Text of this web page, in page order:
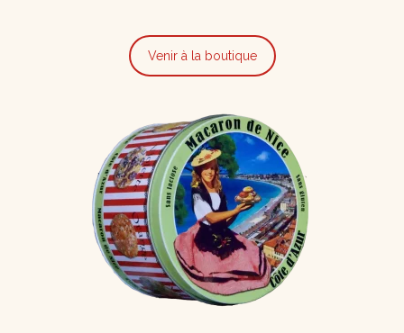
Venir à la boutique